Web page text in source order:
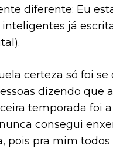
diferente: Eu
já
certeza só foi
dizendo que
temporada foi
consegui
pois pra mim